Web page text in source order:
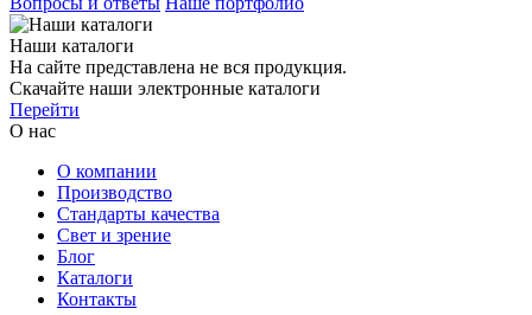
Наши каталоги
На сайте представлена не вся продукция.
Скачайте наши электронные каталоги
Перейти
О нас
О компании
Производство
Стандарты качества
Свет и зрение
Блог
Каталоги
Контакты